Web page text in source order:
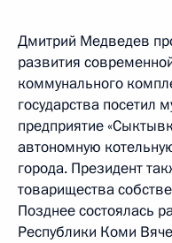
Дмитрий Медведев
развития
коммунального
государства посетил
предприятие
автономную
города. Президент
товарищества
Позднее состоялась
Республики Коми